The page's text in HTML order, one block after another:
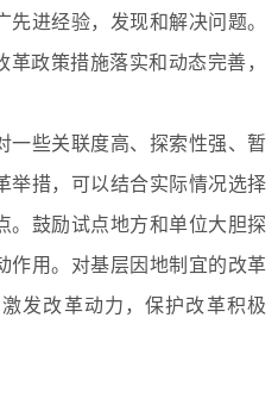
进经验，发现和解决问题。
政策措施落实和动态完善，
些关联度高、探索性强、暂
举措，可以结合实际情况选择
。鼓励试点地方和单位大胆探
作用。对基层因地制宜的改革
发改革动力，保护改革积极